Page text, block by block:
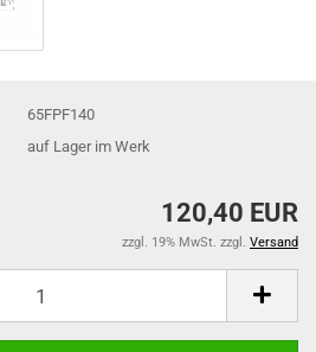
65FPF140
auf Lager im Werk
120,40 EUR
zzgl. 19% MwSt. zzgl. Versand